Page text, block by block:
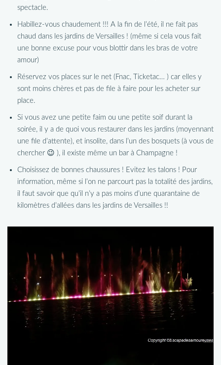
spectacle.
Habillez-vous chaudement !!! A la fin de l’été, il ne fait pas
chaud dans les jardins de Versailles ! (même si cela vous fait
une bonne excuse pour vous blottir dans les bras de votre
amour)
Réservez vos places sur le net (Fnac, Ticketac… ) car elles y
sont moins chères et pas de file à faire pour les acheter sur
place.
Si vous avez une petite faim ou une petite soif durant la
soirée, il y a de quoi vous restaurer dans les jardins (moyennant
une file d’attente), et insolite, dans l’un des bosquets (à vous de
chercher 😉 ), il existe même un bar à Champagne !
Choisissez de bonnes chaussures ! Evitez les talons ! Pour
information, même si l’on ne parcourt pas la totalité des jardins,
il faut savoir que qu’il n’y a pas moins d’une quarantaine de
kilomètres d’allées dans les jardins de Versailles !!